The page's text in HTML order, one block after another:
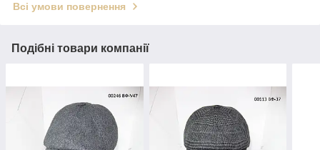
Всі умови повернення
Подібні товари компанії